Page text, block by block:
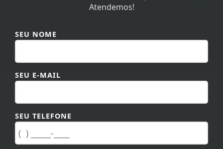
Atendemos!
SEU NOME
SEU E-MAIL
SEU TELEFONE